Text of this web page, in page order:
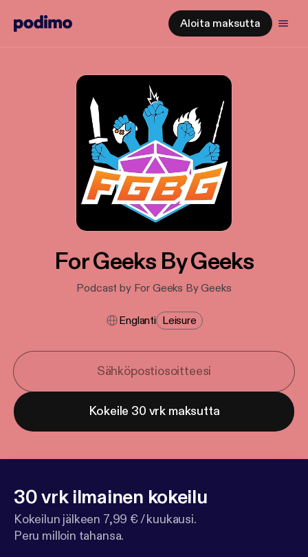
Aloita maksutta
For Geeks By Geeks
Podcast by For Geeks By Geeks
Englanti Leisure
Kokeile 30 vrk maksutta
30 vrk ilmainen kokeilu
Kokeilun jälkeen 7,99 € / kuukausi.
Peru milloin tahansa.